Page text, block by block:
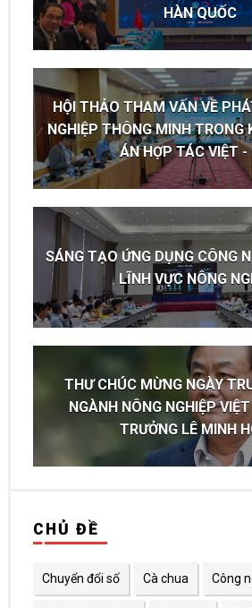
HÀN QUỐC
HỘI THẢO THAM VẤN VỀ
NGHIỆP THÔNG MINH TRONG
ÁN HỢP TÁC VIỆT -
SÁNG TẠO ỨNG DỤNG CÔNG
LĨNH VỰC NÔNG
THƯ CHÚC MỪNG NGÀY
NGÀNH NÔNG NGHIỆP
TRƯỞNG LÊ MINH
CHỦ ĐỀ
Chuyển đổi số Cà chua Công